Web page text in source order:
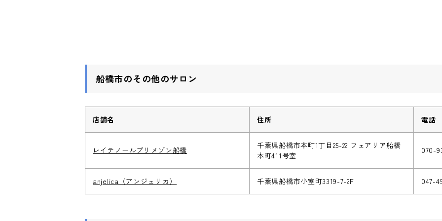
船橋市のその他のサロン
店舗名 住所 電話
レイテノールプリメゾン船橋
千葉県船橋市本町1丁目25-22 フェアリア船橋
本町411号室
070-
anjelica（アンジェリカ） 千葉県船橋市小室町3319-7-2F 047-